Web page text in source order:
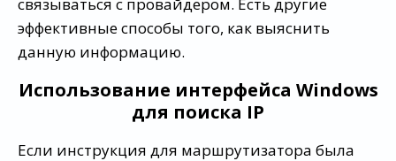
эффективные способы того, как выяснить
данную информацию.
Использование интерфейса Windows
для поиска ІР
Если инструкция для маршрутизатора была